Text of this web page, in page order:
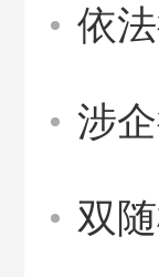
依
涉
双